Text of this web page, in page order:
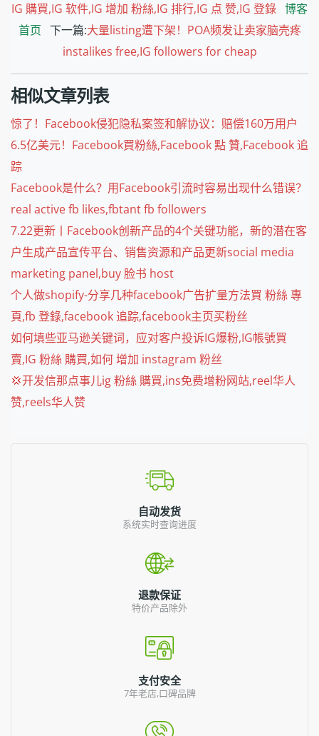
IG 購買,IG 软件,IG 增加 粉絲,IG 排行,IG 点 赞,IG 登錄 博客
首页 下一篇:大量listing遭下架！POA频发让卖家脑壳疼
instalikes free,IG followers for cheap
相似文章列表
惊了！Facebook侵犯隐私案签和解协议：赔偿160万用户
6.5亿美元！Facebook買粉絲,Facebook 點 贊,Facebook 追
踪
Facebook是什么？用Facebook引流时容易出现什么错误？
real active fb likes,fbtant fb followers
7.22更新丨Facebook创新产品的4个关键功能，新的潜在客
户生成产品宣传平台、销售资源和产品更新social media
marketing panel,buy 脸书 host
个人做shopify-分享几种facebook广告扩量方法買 粉絲 專
頁,fb 登錄,facebook 追踪,facebook主页买粉丝
如何填些亚马逊关键词，应对客户投诉IG爆粉,IG帳號買
賣,IG 粉絲 購買,如何 增加 instagram 粉丝
💢开发信那点事儿ig 粉絲 購買,ins免费增粉网站,reel华人
赞,reels华人赞
自动发货
系统实时查询进度
退款保证
特价产品除外
支付安全
7年老店,口碑品牌